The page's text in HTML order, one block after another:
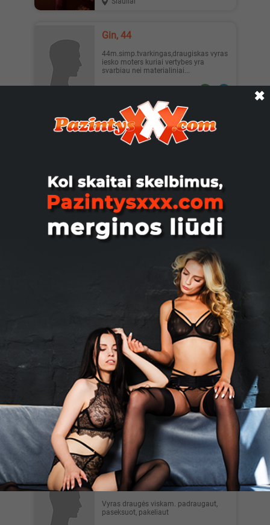
Gin, 44
44m.simp.tvarkingas,draugiskas vyras
iesko moters kuriai vertybes yra
svarbiau nei materialiniai...
Gundanti, 46
Vilnius
Samso_7, 39
Keliaukime drauge! Laba diena,
Nepamenu01, 33
smagiai praleisti laiką bei kartu nuvykti
į kinky vakarėlį 👌💯
Klaipėda
SkyJoy, 29
Ar kas nors domisi tantric seksu? :)
Would like to have nice conversations,
gentle and soft atmos...
Kaunas
sniuzas, 58
vyras draugės viskam. padraugaut,
paseksuot, pakeliaut
✖